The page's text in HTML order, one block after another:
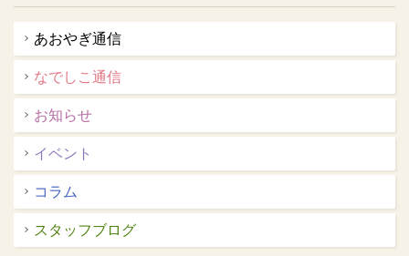
あおやぎ通信
なでしこ通信
お知らせ
イベント
コラム
スタッフブログ